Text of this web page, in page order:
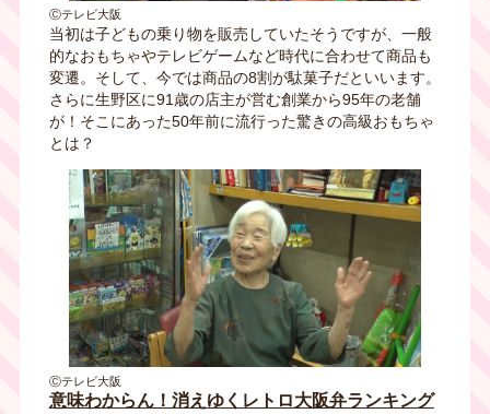
Ⓒテレビ大阪
当初は子どもの乗り物を販売していたそうですが、一般
的なおもちゃやテレビゲームなど時代に合わせて商品も
変遷。そして、今では商品の8割が駄菓子だといいます。
さらに生野区に91歳の店主が営む創業から95年の老舗
が！そこにあった50年前に流行った驚きの高級おもちゃ
とは？
Ⓒテレビ大阪
意味わからん！消えゆくレトロ大阪弁ランキング